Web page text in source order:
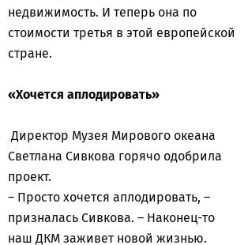
недвижимость. И теперь она по
стоимости третья в этой европейской
стране.
«Хочется аплодировать»
Директор Музея Мирового океана
Светлана Сивкова горячо одобрила
проект.
– Просто хочется аплодировать, –
призналась Сивкова. – Наконец-то
наш ДКМ заживет новой жизнью.